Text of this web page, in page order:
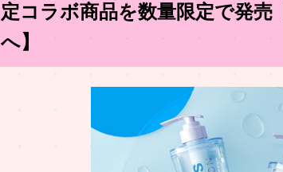
定コラボ商品を数量限定で発売
へ】